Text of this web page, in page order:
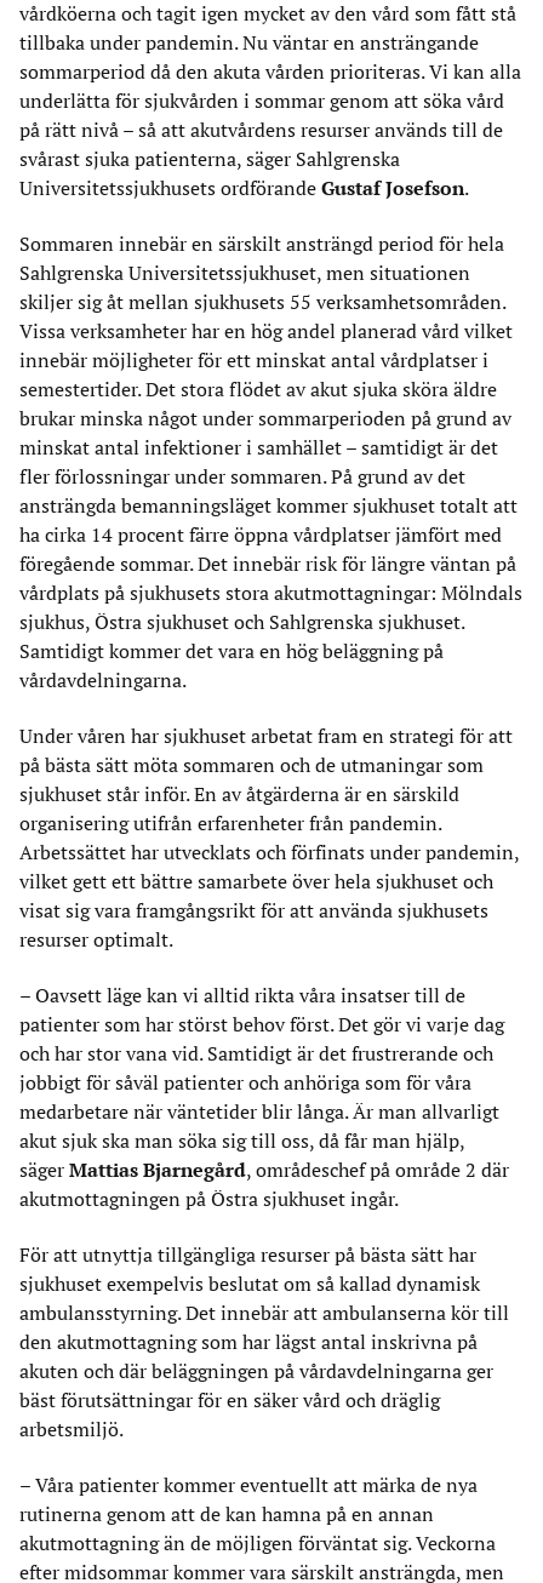
vårdköerna och tagit igen mycket av den vård som fått stå
tillbaka under pandemin. Nu väntar en ansträngande
sommarperiod då den akuta vården prioriteras. Vi kan alla
underlätta för sjukvården i sommar genom att söka vård
på rätt nivå – så att akutvårdens resurser används till de
svårast sjuka patienterna, säger Sahlgrenska
Universitetssjukhusets ordförande Gustaf Josefson.
Sommaren innebär en särskilt ansträngd period för hela
Sahlgrenska Universitetssjukhuset, men situationen
skiljer sig åt mellan sjukhusets 55 verksamhetsområden.
Vissa verksamheter har en hög andel planerad vård vilket
innebär möjligheter för ett minskat antal vårdplatser i
semestertider. Det stora flödet av akut sjuka sköra äldre
brukar minska något under sommarperioden på grund av
minskat antal infektioner i samhället – samtidigt är det
fler förlossningar under sommaren. På grund av det
ansträngda bemanningsläget kommer sjukhuset totalt att
ha cirka 14 procent färre öppna vårdplatser jämfört med
föregående sommar. Det innebär risk för längre väntan på
vårdplats på sjukhusets stora akutmottagningar: Mölndals
sjukhus, Östra sjukhuset och Sahlgrenska sjukhuset.
Samtidigt kommer det vara en hög beläggning på
vårdavdelningarna.
Under våren har sjukhuset arbetat fram en strategi för att
på bästa sätt möta sommaren och de utmaningar som
sjukhuset står inför. En av åtgärderna är en särskild
organisering utifrån erfarenheter från pandemin.
Arbetssättet har utvecklats och förfinats under pandemin,
vilket gett ett bättre samarbete över hela sjukhuset och
visat sig vara framgångsrikt för att använda sjukhusets
resurser optimalt.
– Oavsett läge kan vi alltid rikta våra insatser till de
patienter som har störst behov först. Det gör vi varje dag
och har stor vana vid. Samtidigt är det frustrerande och
jobbigt för såväl patienter och anhöriga som för våra
medarbetare när väntetider blir långa. Är man allvarligt
akut sjuk ska man söka sig till oss, då får man hjälp,
säger Mattias Bjarnegård, områdeschef på område 2 där
akutmottagningen på Östra sjukhuset ingår.
För att utnyttja tillgängliga resurser på bästa sätt har
sjukhuset exempelvis beslutat om så kallad dynamisk
ambulansstyrning. Det innebär att ambulanserna kör till
den akutmottagning som har lägst antal inskrivna på
akuten och där beläggningen på vårdavdelningarna ger
bäst förutsättningar för en säker vård och dräglig
arbetsmiljö.
– Våra patienter kommer eventuellt att märka de nya
rutinerna genom att de kan hamna på en annan
akutmottagning än de möjligen förväntat sig. Veckorna
efter midsommar kommer vara särskilt ansträngda, men